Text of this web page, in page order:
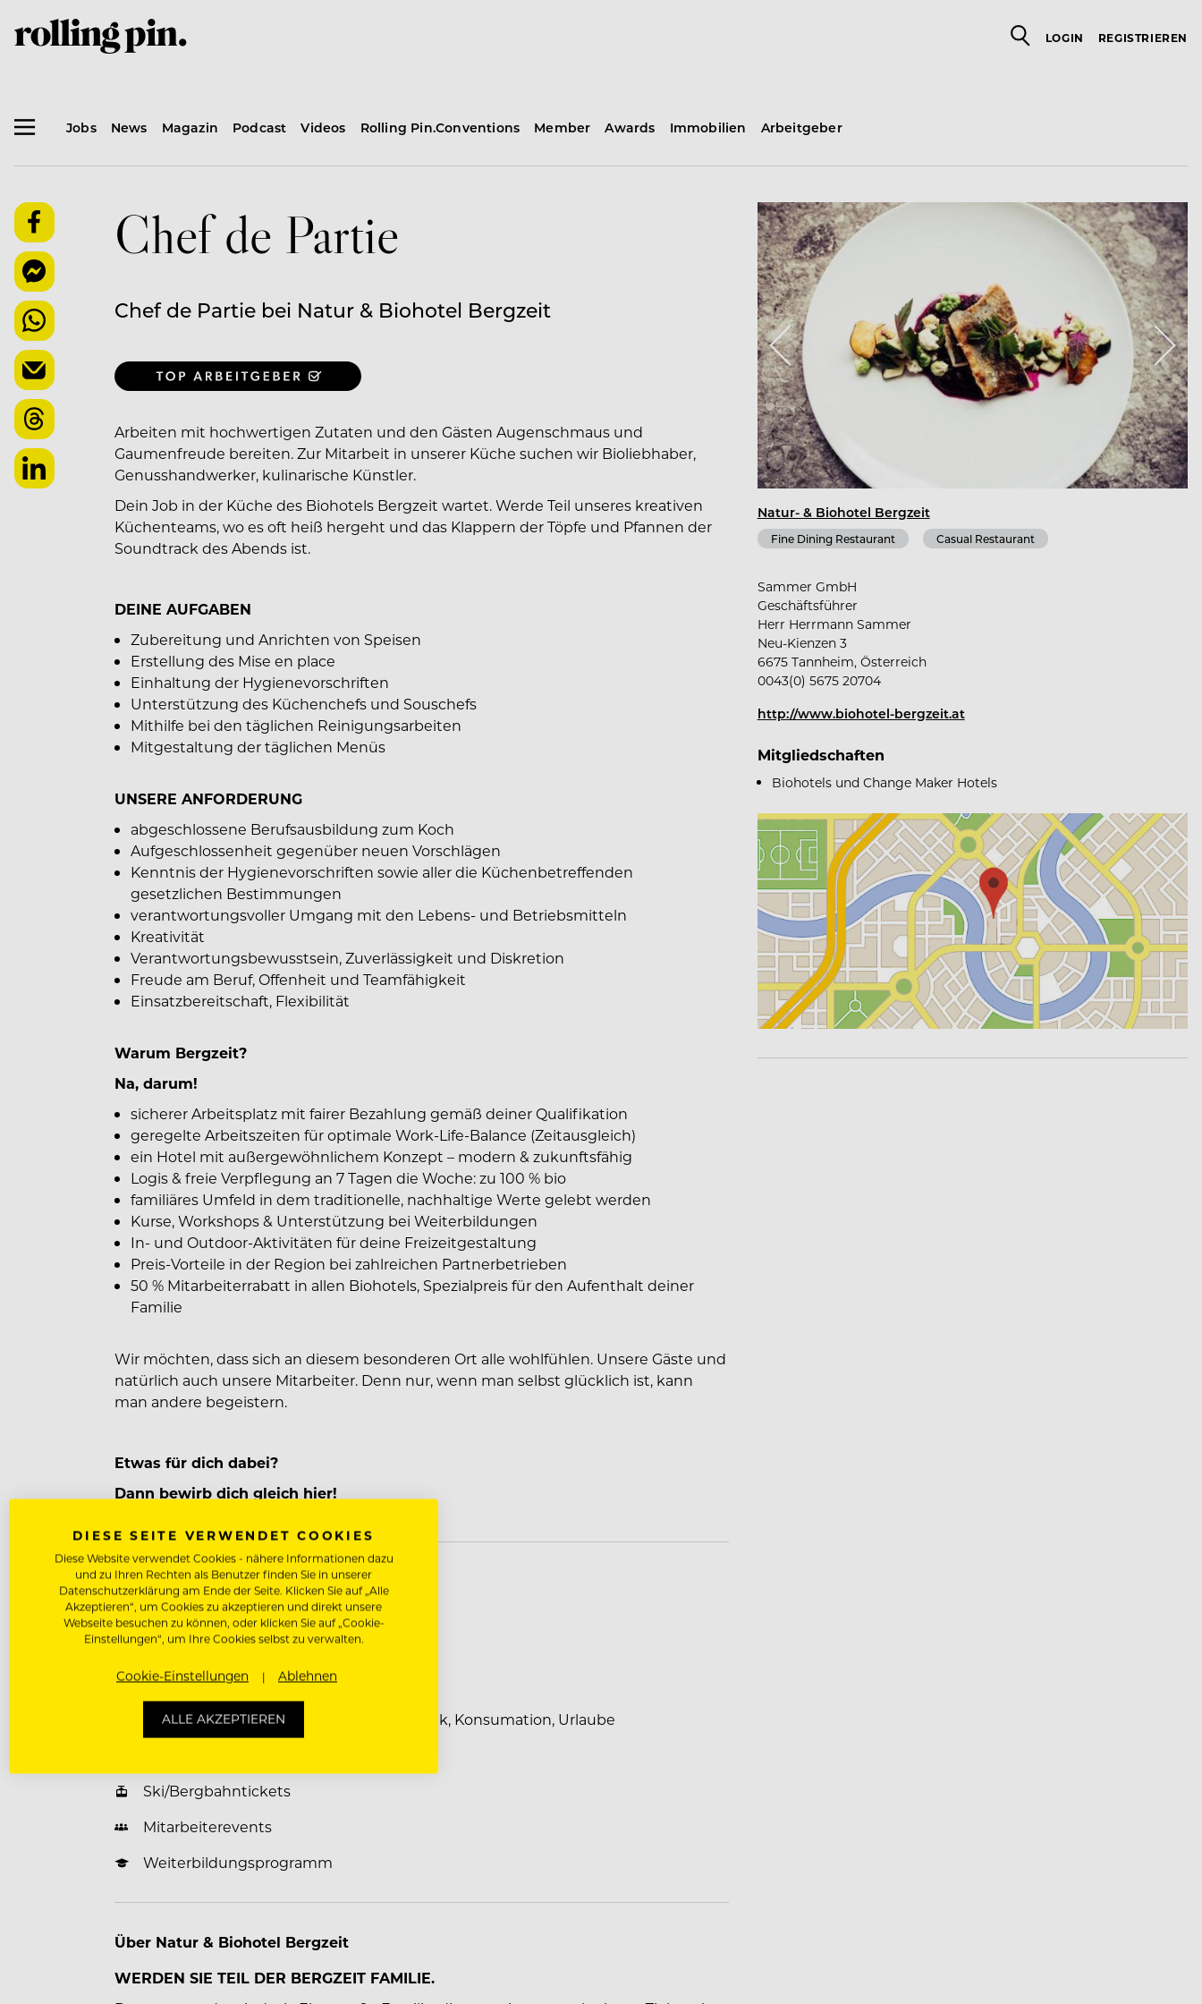
LOGIN REGISTRIEREN
Jobs News Magazin Podcast Videos Rolling Pin.Conventions Member Awards Immobilien Arbeitgeber
Chef de Partie
Chef de Partie bei Natur & Biohotel Bergzeit
Arbeiten mit hochwertigen Zutaten und den Gästen Augenschmaus und
Gaumenfreude bereiten. Zur Mitarbeit in unserer Küche suchen wir Bioliebhaber,
Genusshandwerker, kulinarische Künstler.
Dein Job in der Küche des Biohotels Bergzeit wartet. Werde Teil unseres kreativen
Küchenteams, wo es oft heiß hergeht und das Klappern der Töpfe und Pfannen der
Soundtrack des Abends ist.
DEINE AUFGABEN
Zubereitung und Anrichten von Speisen
Erstellung des Mise en place
Einhaltung der Hygienevorschriften
Unterstützung des Küchenchefs und Souschefs
Mithilfe bei den täglichen Reinigungsarbeiten
Mitgestaltung der täglichen Menüs
UNSERE ANFORDERUNG
abgeschlossene Berufsausbildung zum Koch
Aufgeschlossenheit gegenüber neuen Vorschlägen
Kenntnis der Hygienevorschriften sowie aller die Küchenbetreffenden
gesetzlichen Bestimmungen
verantwortungsvoller Umgang mit den Lebens- und Betriebsmitteln
Kreativität
Verantwortungsbewusstsein, Zuverlässigkeit und Diskretion
Freude am Beruf, Offenheit und Teamfähigkeit
Einsatzbereitschaft, Flexibilität
Warum Bergzeit?
Na, darum!
sicherer Arbeitsplatz mit fairer Bezahlung gemäß deiner Qualifikation
geregelte Arbeitszeiten für optimale Work-Life-Balance (Zeitausgleich)
ein Hotel mit außergewöhnlichem Konzept – modern & zukunftsfähig
Logis & freie Verpflegung an 7 Tagen die Woche: zu 100 % bio
familiäres Umfeld in dem traditionelle, nachhaltige Werte gelebt werden
Kurse, Workshops & Unterstützung bei Weiterbildungen
In- und Outdoor-Aktivitäten für deine Freizeitgestaltung
Preis-Vorteile in der Region bei zahlreichen Partnerbetrieben
50 % Mitarbeiterrabatt in allen Biohotels, Spezialpreis für den Aufenthalt deiner
Familie
Wir möchten, dass sich an diesem besonderen Ort alle wohlfühlen. Unsere Gäste und
natürlich auch unsere Mitarbeiter. Denn nur, wenn man selbst glücklich ist, kann
man andere begeistern.
Etwas für dich dabei?
Dann bewirb dich gleich hier!
Benefits für unsere Mitarbeiter
Unterkunft Vergünstigt / Kostenlos
Verpflegung Vergünstigt / Kostenlos
Fitness-, Wellnessbereich
Vergünstigungen auf Massagen, Kosmetik, Konsumation, Urlaube
Ski/Bergbahntickets
Mitarbeiterevents
Weiterbildungsprogramm
Über Natur & Biohotel Bergzeit
WERDEN SIE TEIL DER BERGZEIT FAMILIE.
Natur- & Biohotel Bergzeit
Fine Dining Restaurant Casual Restaurant
Sammer GmbH
Geschäftsführer
Herr Herrmann Sammer
Neu-Kienzen 3
6675 Tannheim, Österreich
0043(0) 5675 20704
http://www.biohotel-bergzeit.at
Mitgliedschaften
Biohotels und Change Maker Hotels
DIESE SEITE VERWENDET COOKIES
Diese Website verwendet Cookies - nähere Informationen dazu
und zu Ihren Rechten als Benutzer finden Sie in unserer
Datenschutzerklärung am Ende der Seite. Klicken Sie auf „Alle
Akzeptieren“, um Cookies zu akzeptieren und direkt unsere
Webseite besuchen zu können, oder klicken Sie auf „Cookie-
Einstellungen“, um Ihre Cookies selbst zu verwalten.
Cookie-Einstellungen Ablehnen
ALLE AKZEPTIEREN